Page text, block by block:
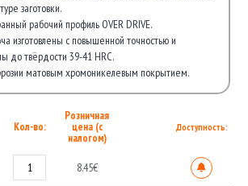
заготовки.
рабочий профиль OVER DRIVE.
изготовлены с повышенной точностью и
до твёрдости 39-41 HRC.
матовым хромоникелевым покрытием.
Кол-во:
Розничная
цена (с
налогом)
Доступность:
8.45€